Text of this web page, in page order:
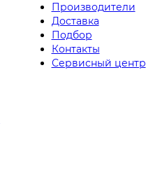
Производители
Доставка
Подбор
Контакты
Сервисный центр